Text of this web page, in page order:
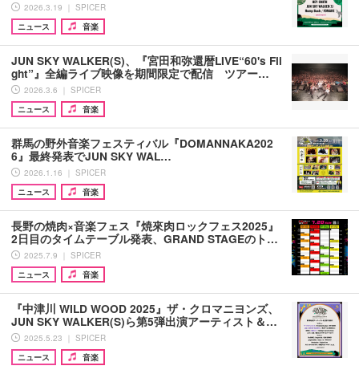
2026.3.19 ｜ SPICER
ニュース
音楽
JUN SKY WALKER(S)、『宮⽥和弥還暦LIVE“60's Fli
ght”』全編ライブ映像を期間限定で配信 ツアー…
2026.3.6 ｜ SPICER
ニュース
音楽
群馬の野外音楽フェスティバル『DOMANNAKA202
6』最終発表でJUN SKY WAL…
2026.1.16 ｜ SPICER
ニュース
音楽
長野の焼肉×音楽フェス『焼來肉ロックフェス2025』
2日目のタイムテーブル発表、GRAND STAGEのト…
2025.7.9 ｜ SPICER
ニュース
音楽
『中津川 WILD WOOD 2025』ザ・クロマニヨンズ、
JUN SKY WALKER(S)ら第5弾出演アーティスト＆…
2025.5.23 ｜ SPICER
ニュース
音楽